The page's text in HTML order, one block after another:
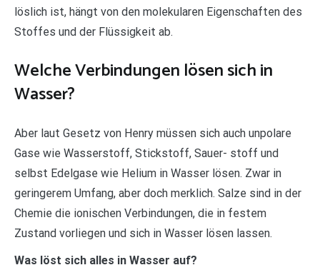
löslich ist, hängt von den molekularen Eigenschaften des
Stoffes und der Flüssigkeit ab.
Welche Verbindungen lösen sich in
Wasser?
Aber laut Gesetz von Henry müssen sich auch unpolare
Gase wie Wasserstoff, Stickstoff, Sauer- stoff und
selbst Edelgase wie Helium in Wasser lösen. Zwar in
geringerem Umfang, aber doch merklich. Salze sind in der
Chemie die ionischen Verbindungen, die in festem
Zustand vorliegen und sich in Wasser lösen lassen.
Was löst sich alles in Wasser auf?